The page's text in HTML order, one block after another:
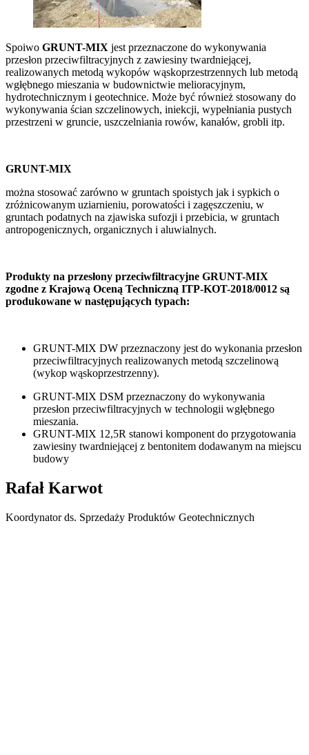
Spoiwo GRUNT-MIX jest przeznaczone do wykonywania
przesłon przeciwfiltracyjnych z zawiesiny twardniejącej,
realizowanych metodą wykopów wąskoprzestrzennych lub metodą
wgłębnego mieszania w budownictwie melioracyjnym,
hydrotechnicznym i geotechnice. Może być również stosowany do
wykonywania ścian szczelinowych, iniekcji, wypełniania pustych
przestrzeni w gruncie, uszczelniania rowów, kanałów, grobli itp.
GRUNT-MIX
można stosować zarówno w gruntach spoistych jak i sypkich o
zróżnicowanym uziarnieniu, porowatości i zagęszczeniu, w
gruntach podatnych na zjawiska sufozji i przebicia, w gruntach
antropogenicznych, organicznych i aluwialnych.
Produkty na przesłony przeciwfiltracyjne GRUNT-MIX
zgodne z Krajową Oceną Techniczną ITP-KOT-2018/0012 są
produkowane w następujących typach:
GRUNT-MIX DW przeznaczony jest do wykonania przesłon
przeciwfiltracyjnych realizowanych metodą szczelinową
(wykop wąskoprzestrzenny).
GRUNT-MIX DSM przeznaczony do wykonywania
przesłon przeciwfiltracyjnych w technologii wgłębnego
mieszania.
GRUNT-MIX 12,5R stanowi komponent do przygotowania
zawiesiny twardniejącej z bentonitem dodawanym na miejscu
budowy
Rafał Karwot
Koordynator ds. Sprzedaży Produktów Geotechnicznych